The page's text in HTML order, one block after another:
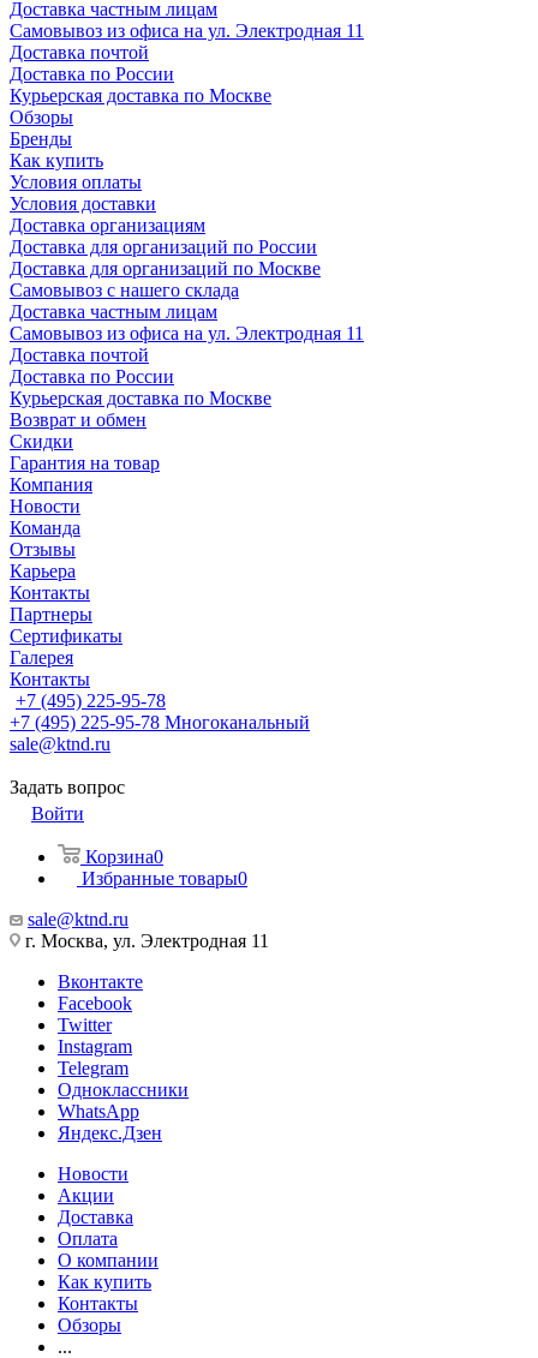
Доставка частным лицам
Самовывоз из офиса на ул. Электродная 11
Доставка почтой
Доставка по России
Курьерская доставка по Москве
Обзоры
Бренды
Как купить
Условия оплаты
Условия доставки
Доставка организациям
Доставка для организаций по России
Доставка для организаций по Москве
Самовывоз с нашего склада
Доставка частным лицам
Самовывоз из офиса на ул. Электродная 11
Доставка почтой
Доставка по России
Курьерская доставка по Москве
Возврат и обмен
Скидки
Гарантия на товар
Компания
Новости
Команда
Отзывы
Карьера
Контакты
Партнеры
Сертификаты
Галерея
Контакты
+7 (495) 225-95-78
+7 (495) 225-95-78 Многоканальный
sale@ktnd.ru
Задать вопрос
Войти
Корзина0
Избранные товары0
sale@ktnd.ru
г. Москва, ул. Электродная 11
Вконтакте
Facebook
Twitter
Instagram
Telegram
Одноклассники
WhatsApp
Яндекс.Дзен
Новости
Акции
Доставка
Оплата
О компании
Как купить
Контакты
Обзоры
...